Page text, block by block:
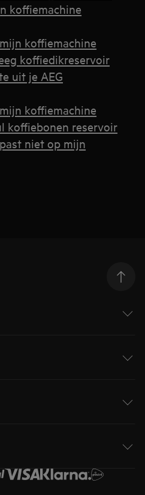
koffiemachine
koffiemachine
koffiedikreservoir
uit je AEG
koffiemachine
koffiebonen reservoir
niet op mijn